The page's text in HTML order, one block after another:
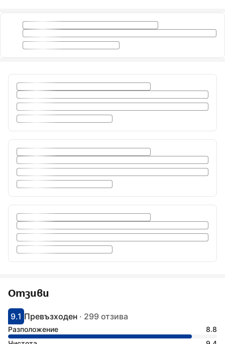
Отзиви
С оценка: 9.1
9.1
Оценено като: фантастично
Превъзходен · 299 отзива
Разположение
8.8